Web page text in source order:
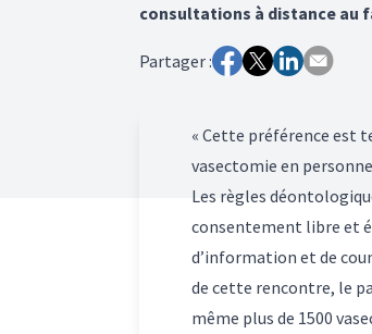
consultations à distance au
Partager :
« Cette préférence est
vasectomie en
Les règles
consentement libre et
d’information et de
de cette rencontre, le
même plus de 1500